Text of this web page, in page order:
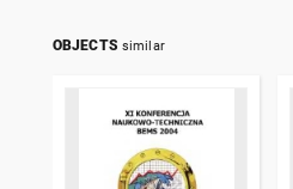
OBJECTS similar